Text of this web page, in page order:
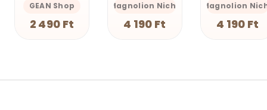
Magnolion Niche
4 190 Ft
Magnolion Niche
4 190 Ft
GEAN Shop
2 490 Ft